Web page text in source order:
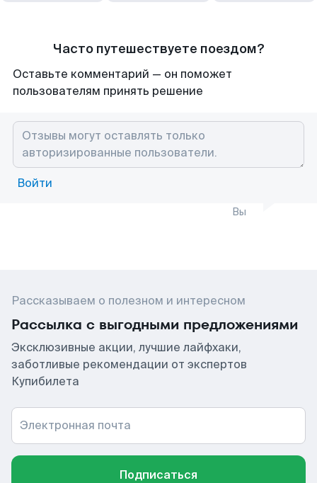
Часто путешествуете поездом?
Оставьте комментарий — он поможет
пользователям принять решение
Войти
Вы
Рассказываем о полезном и интересном
Рассылка с выгодными предложениями
Эксклюзивные акции, лучшие лайфхаки,
заботливые рекомендации от экспертов
Купибилета
Электронная почта
Подписаться